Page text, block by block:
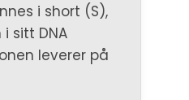
i short (S),
sitt DNA
leverer på